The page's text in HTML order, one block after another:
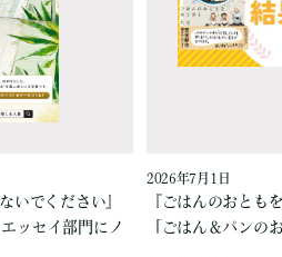
いでください』
ッセイ部門にノ
2026年7月1日
『ごはんのおとも
「ごはん＆パンの